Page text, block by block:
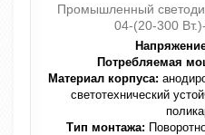
Промышленный
04-(20-300
Потребляемая
Материал корпуса:
светотехнический
Тип монтажа: